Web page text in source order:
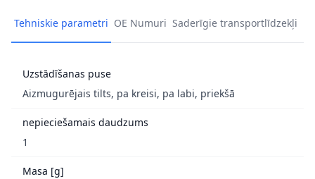
Tehniskie parametri OE Numuri Saderīgie transportlīdzekļi
Uzstādīšanas puse
Aizmugurējais tilts, pa kreisi, pa labi, priekšā
nepieciešamais daudzums
1
Masa [g]